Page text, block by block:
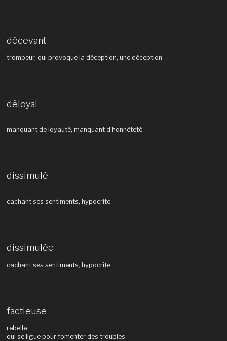
décevant
trompeur, qui provoque la déception, une déception
déloyal
manquant de loyauté, manquant d'honnêteté
dissimulé
cachant ses sentiments, hypocrite
dissimulée
cachant ses sentiments, hypocrite
factieuse
rebelle
qui se ligue pour fomenter des troubles